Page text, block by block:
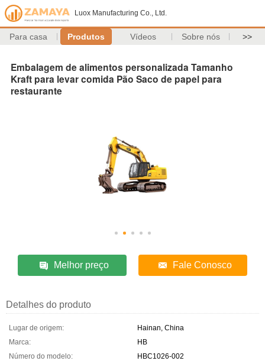
Luox Manufacturing Co., Ltd.
Para casa Produtos Vídeos Sobre nós >>
Embalagem de alimentos personalizada Tamanho
Kraft para levar comida Pão Saco de papel para
restaurante
Melhor preço Fale Conosco
Detalhes do produto
Lugar de origem:
Hainan, China
Marca:
HB
Número do modelo:
HBC1026-002